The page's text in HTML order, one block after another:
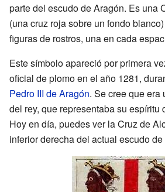
parte del escudo de Aragón. Es una
(una cruz roja sobre un fondo
figuras de rostros, una en cada
Este símbolo apareció por primera
oficial de plomo en el año 1281,
Pedro III de Aragón. Se cree que era
del rey, que representaba su espíritu
Hoy en día, puedes ver la Cruz de
inferior derecha del actual escudo